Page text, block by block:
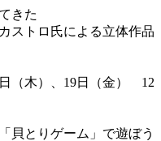
きた
ストロ氏による立体作品
（木）、19日（金） 12
貝とりゲーム」で遊ぼう